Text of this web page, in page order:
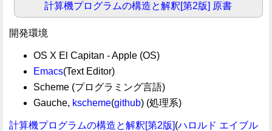
計算機プログラムの構造と解釈[第2版] 原書
開発環境
OS X El Capitan - Apple (OS)
Emacs(Text Editor)
Scheme (プログラミング言語)
Gauche, kscheme(github) (処理系)
計算機プログラムの構造と解釈[第2版](ハロルド エイブル